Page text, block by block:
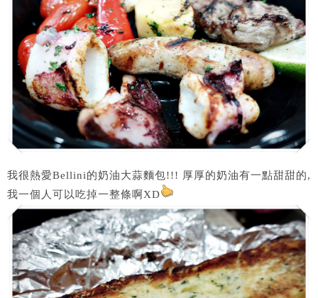
我很熱愛Bellini的奶油大蒜麵包!!! 厚厚的奶油有一點甜甜的,
我一個人可以吃掉一整條啊XD